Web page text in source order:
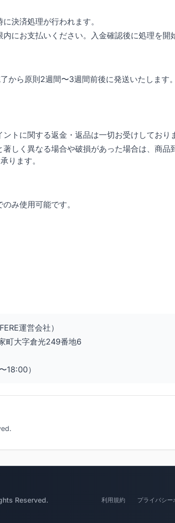
決済処理が行われます。
にお支払いください。入金確認後に処理を開
から原則2週間〜3週間前後に発送いたします
トに関する返金・返品は一切お受けしており
しく異なる場合や破損があった場合は、商品
ります。
み使用可能です。
運営会社）
町大字倉光249番地6
18:00）
Reserved. 利用規約 プライバシー